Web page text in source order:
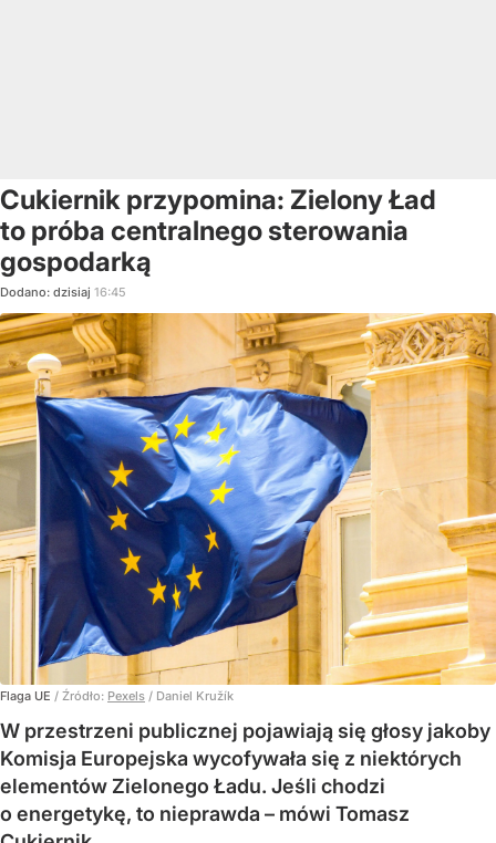
Cukiernik przypomina: Zielony Ład
to próba centralnego sterowania
gospodarką
Dodano: dzisiaj 16:45
Flaga UE / Źródło: Pexels / Daniel Kružík
W przestrzeni publicznej pojawiają się głosy jakoby
Komisja Europejska wycofywała się z niektórych
elementów Zielonego Ładu. Jeśli chodzi
o energetykę, to nieprawda – mówi Tomasz